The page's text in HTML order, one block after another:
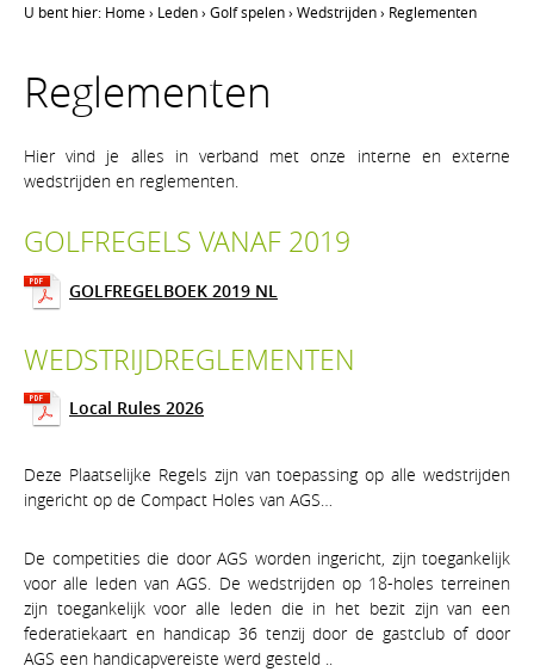
U bent hier: Home› Leden› Golf spelen› Wedstrijden› Reglementen
Reglementen
Hier vind je alles in verband met onze interne en externe
wedstrijden en reglementen.
GOLFREGELS VANAF 2019
GOLFREGELBOEK 2019 NL
WEDSTRIJDREGLEMENTEN
Local Rules 2026
Deze Plaatselijke Regels zijn van toepassing op alle wedstrijden
ingericht op de Compact Holes van AGS…
De competities die door AGS worden ingericht, zijn toegankelijk
voor alle leden van AGS. De wedstrijden op 18-holes terreinen
zijn toegankelijk voor alle leden die in het bezit zijn van een
federatiekaart en handicap 36 tenzij door de gastclub of door
AGS een handicapvereiste werd gesteld ..